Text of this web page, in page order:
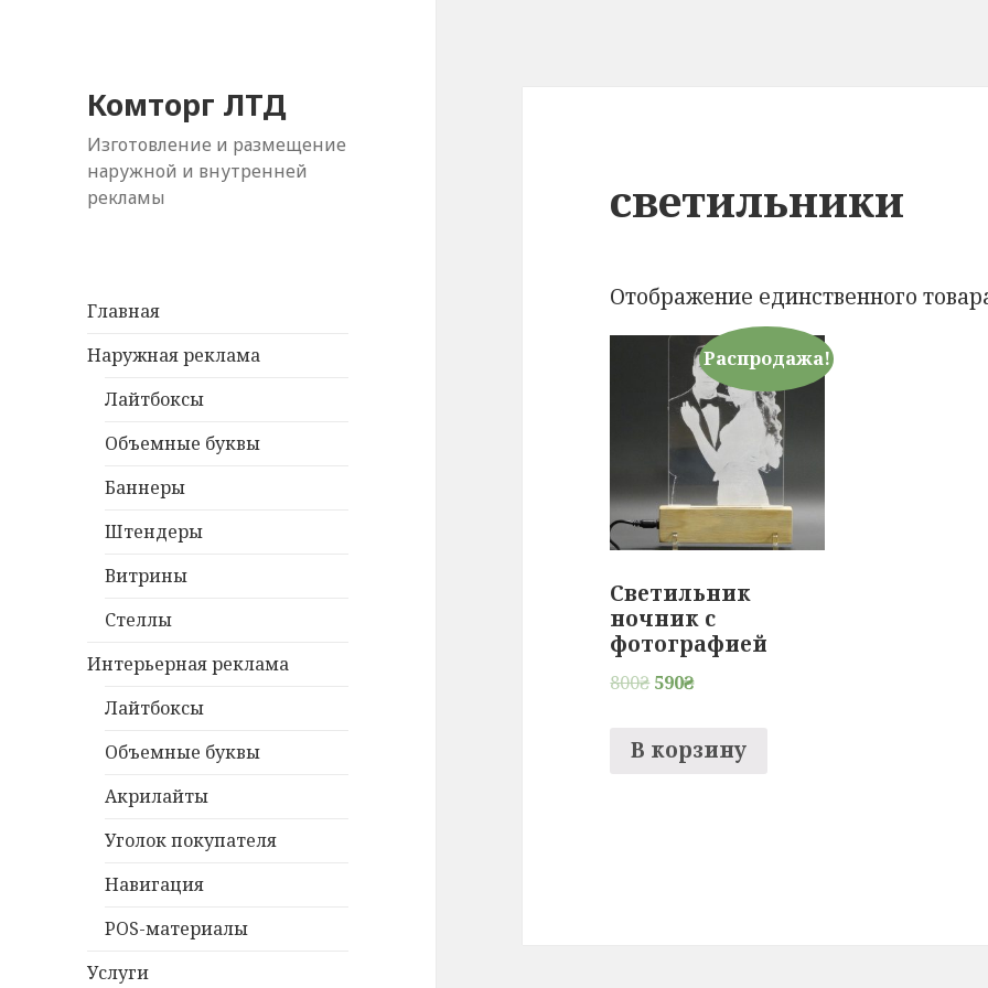
Комторг ЛТД
Изготовление и размещение
наружной и внутренней
рекламы
Главная
Наружная реклама
Лайтбоксы
Объемные буквы
Баннеры
Штендеры
Витрины
Стеллы
Интерьерная реклама
Лайтбоксы
Объемные буквы
Акрилайты
Уголок покупателя
Навигация
POS-материалы
Услуги
светильники
Отображение единственного
Распродажа!
Светильник
ночник с
фотографией
800₴ 590₴
В корзину